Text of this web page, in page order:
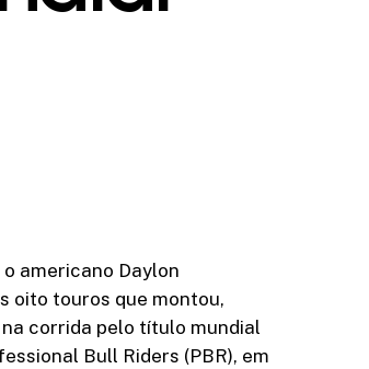
americano Daylon
oito touros que montou,
corrida pelo título mundial
Bull Riders (PBR), em